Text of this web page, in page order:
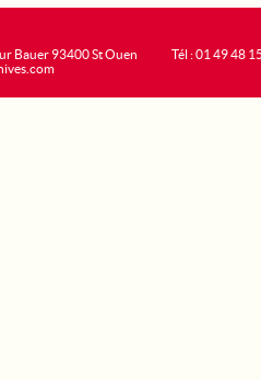
Bauer 93400 St Ouen
Tél : 01 49 48